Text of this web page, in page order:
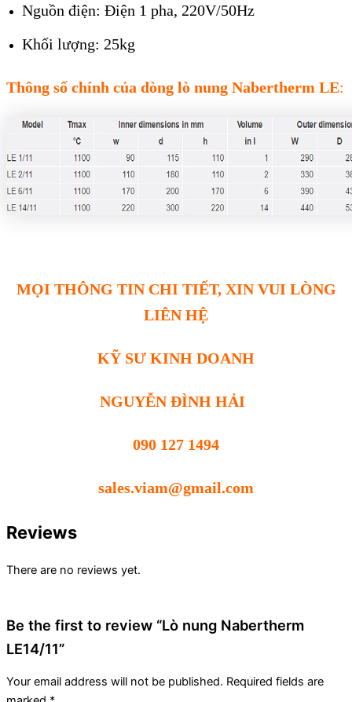
Nguồn điện: Điện 1 pha, 220V/50Hz
Khối lượng: 25kg
Thông số chính của dòng lò nung Nabertherm LE:
MỌI THÔNG TIN CHI TIẾT, XIN VUI LÒNG
LIÊN HỆ
KỸ SƯ KINH DOANH
NGUYỄN ĐÌNH HẢI
090 127 1494
sales.viam@gmail.com
Reviews
There are no reviews yet.
Be the first to review “Lò nung Nabertherm
LE14/11”
Your email address will not be published. Required fields are